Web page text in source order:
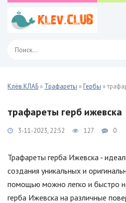
Клёв.КЛАБ » Трафареты »Гербы »
трафареты герб ижевска
3-11-2023, 22:52 127 0
Трафареты герба Ижевска -
создания уникальных и
помощью можно легко и быстро
герба Ижевска на различные